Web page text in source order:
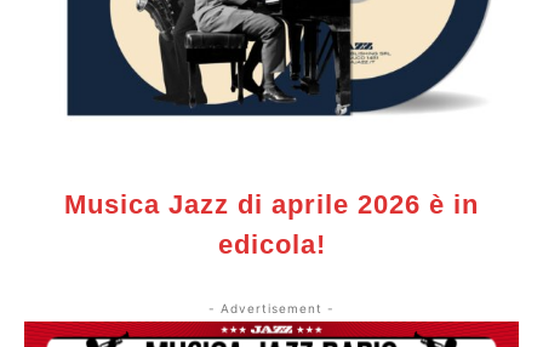
Musica Jazz di aprile 2026 è in
edicola!
- Advertisement -